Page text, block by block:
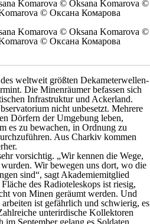
weltweit größten Dekameterwellen-
Die Minenräumer befassen sich
Infrastruktur und Ackerland.
nicht unbesetzt. Mehrere
Dörfern der Umgebung leben,
es zu bewachen, in Ordnung zu
Aus Charkiv kommen
vorsichtig. „Wir kennen die Wege,
Wir bewegen uns dort, wo die
sind“, sagt Akademiemitglied
des Radioteleskops ist riesig,
von Minen geräumt werden. Und
ist gefährlich und schwierig, es
unterirdische Kollektoren